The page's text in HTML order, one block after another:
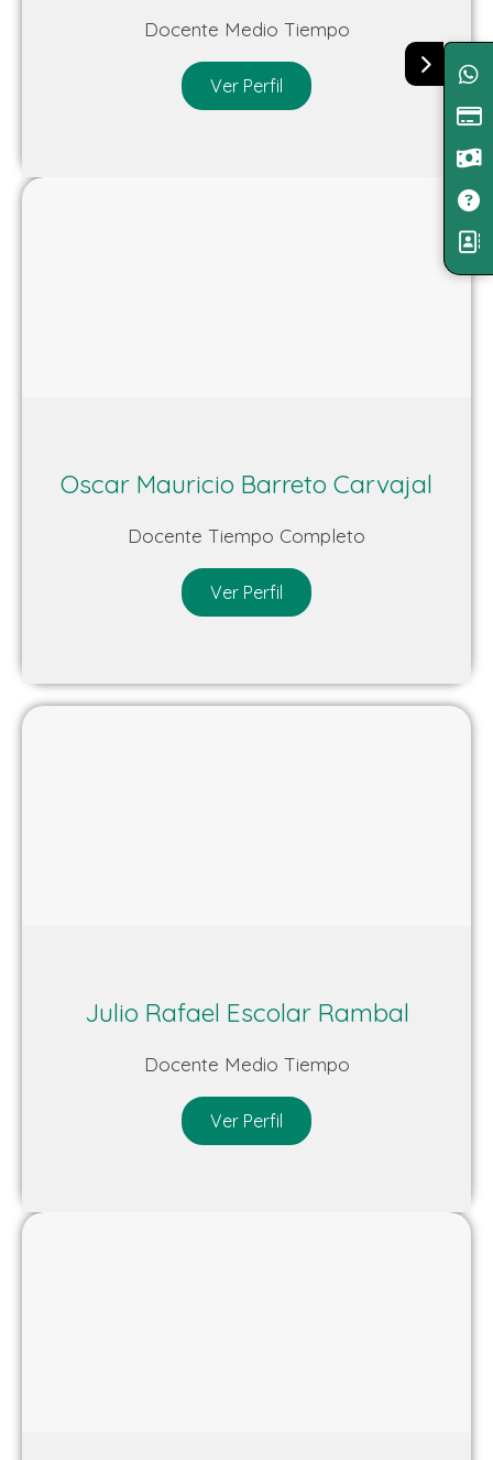
Docente Medio Tiempo
Ver Perfil
Oscar Mauricio Barreto Carvajal
Docente Tiempo Completo
Ver Perfil
Julio Rafael Escolar Rambal
Docente Medio Tiempo
Ver Perfil